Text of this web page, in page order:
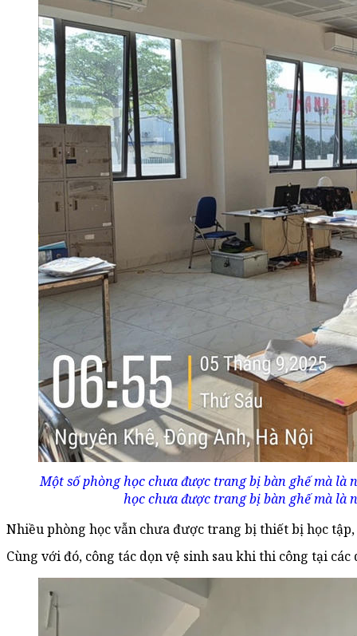
Một số phòng học chưa được trang bị bàn ghế mà là
học chưa được trang bị bàn ghế mà là
Nhiều phòng học vẫn chưa được trang bị thiết bị học
Cùng với đó, công tác dọn vệ sinh sau khi thi công tại